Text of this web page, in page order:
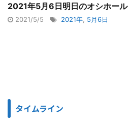
2021年5月6日明日のオシホール
2021/5/5 2021年 5月6日
タイムライン